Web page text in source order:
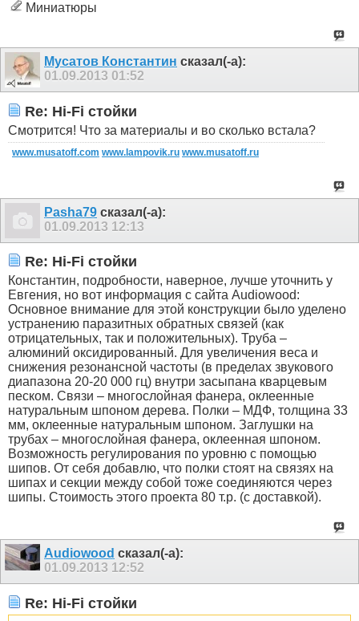
Миниатюры
Мусатов Константин сказал(-а):
01.09.2013 01:52
Re: Hi-Fi стойки
Смотрится! Что за материалы и во сколько встала?
www.musatoff.com www.lampovik.ru www.musatoff.ru
Pasha79 сказал(-а):
01.09.2013 12:13
Re: Hi-Fi стойки
Константин, подробности, наверное, лучше уточнить у
Евгения, но вот информация с сайта Audiowood:
Основное внимание для этой конструкции было уделено
устранению паразитных обратных связей (как
отрицательных, так и положительных). Труба –
алюминий оксидированный. Для увеличения веса и
снижения резонансной частоты (в пределах звукового
диапазона 20-20 000 гц) внутри засыпана кварцевым
песком. Связи – многослойная фанера, оклеенные
натуральным шпоном дерева. Полки – МДФ, толщина 33
мм, оклеенные натуральным шпоном. Заглушки на
трубах – многослойная фанера, оклеенная шпоном.
Возможность регулирования по уровню с помощью
шипов. От себя добавлю, что полки стоят на связях на
шипах и секции между собой тоже соединяются через
шипы. Стоимость этого проекта 80 т.р. (с доставкой).
Audiowood сказал(-а):
01.09.2013 12:52
Re: Hi-Fi стойки